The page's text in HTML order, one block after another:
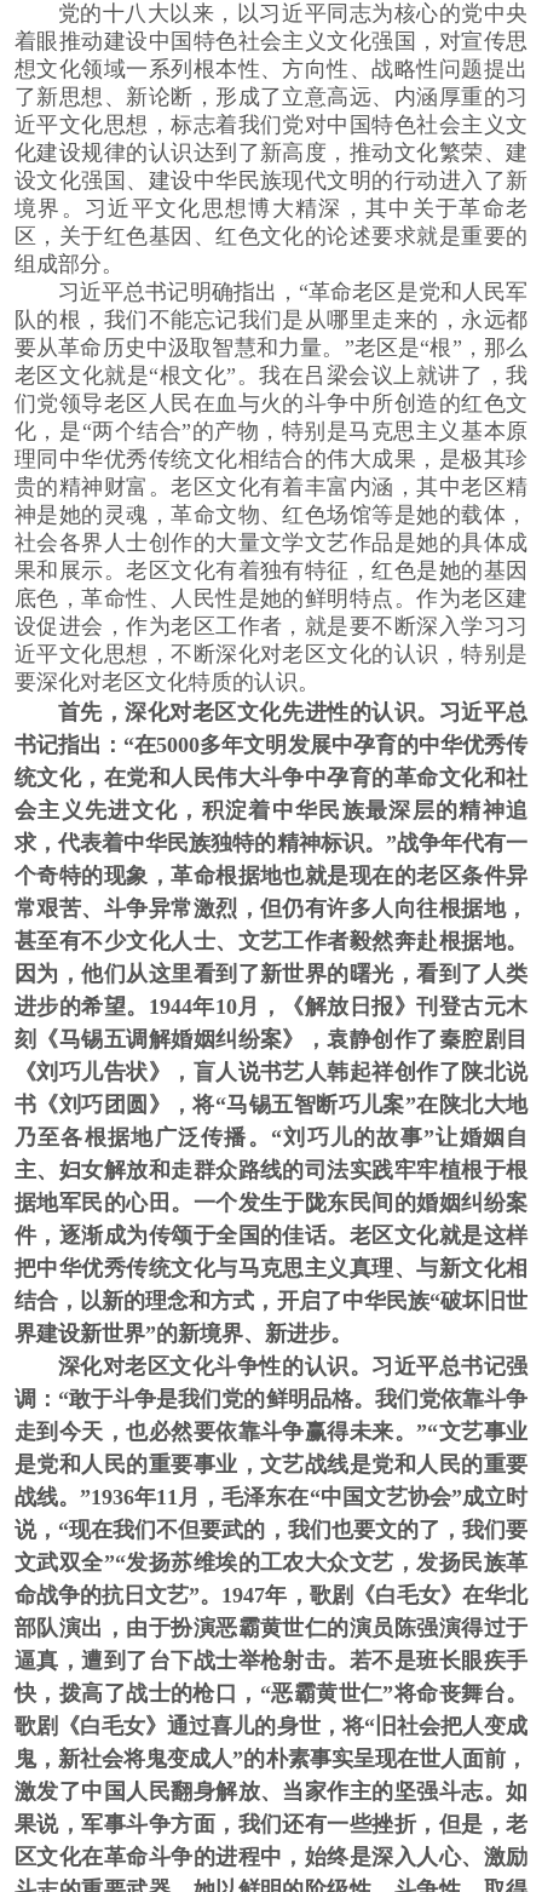
党的十八大以来，以习近平同志为核心的党中央
着眼推动建设中国特色社会主义文化强国，对宣传思
想文化领域一系列根本性、方向性、战略性问题提出
了新思想、新论断，形成了立意高远、内涵厚重的习
近平文化思想，标志着我们党对中国特色社会主义文
化建设规律的认识达到了新高度，推动文化繁荣、建
设文化强国、建设中华民族现代文明的行动进入了新
境界。习近平文化思想博大精深，其中关于革命老
区，关于红色基因、红色文化的论述要求就是重要的
组成部分。
习近平总书记明确指出，“革命老区是党和人民军
队的根，我们不能忘记我们是从哪里走来的，永远都
要从革命历史中汲取智慧和力量。”老区是“根”，那么
老区文化就是“根文化”。我在吕梁会议上就讲了，我
们党领导老区人民在血与火的斗争中所创造的红色文
化，是“两个结合”的产物，特别是马克思主义基本原
理同中华优秀传统文化相结合的伟大成果，是极其珍
贵的精神财富。老区文化有着丰富内涵，其中老区精
神是她的灵魂，革命文物、红色场馆等是她的载体，
社会各界人士创作的大量文学文艺作品是她的具体成
果和展示。老区文化有着独有特征，红色是她的基因
底色，革命性、人民性是她的鲜明特点。作为老区建
设促进会，作为老区工作者，就是要不断深入学习习
近平文化思想，不断深化对老区文化的认识，特别是
要深化对老区文化特质的认识。
首先，深化对老区文化先进性的认识。 习近平总
书记指出：“在5000多年文明发展中孕育的中华优秀传
统文化，在党和人民伟大斗争中孕育的革命文化和社
会主义先进文化，积淀着中华民族最深层的精神追
求，代表着中华民族独特的精神标识。”战争年代有一
个奇特的现象，革命根据地也就是现在的老区条件异
常艰苦、斗争异常激烈，但仍有许多人向往根据地，
甚至有不少文化人士、文艺工作者毅然奔赴根据地。
因为，他们从这里看到了新世界的曙光，看到了人类
进步的希望。1944年10月，《解放日报》刊登古元木
刻《马锡五调解婚姻纠纷案》，袁静创作了秦腔剧目
《刘巧儿告状》，盲人说书艺人韩起祥创作了陕北说
书《刘巧团圆》，将“马锡五智断巧儿案”在陕北大地
乃至各根据地广泛传播。“刘巧儿的故事”让婚姻自
主、妇女解放和走群众路线的司法实践牢牢植根于根
据地军民的心田。一个发生于陇东民间的婚姻纠纷案
件，逐渐成为传颂于全国的佳话。老区文化就是这样
把中华优秀传统文化与马克思主义真理、与新文化相
结合，以新的理念和方式，开启了中华民族“破坏旧世
界建设新世界”的新境界、新进步。
深化对老区文化斗争性的认识。 习近平总书记强
调：“敢于斗争是我们党的鲜明品格。我们党依靠斗争
走到今天，也必然要依靠斗争赢得未来。”“文艺事业
是党和人民的重要事业，文艺战线是党和人民的重要
战线。”1936年11月，毛泽东在“中国文艺协会”成立时
说，“现在我们不但要武的，我们也要文的了，我们要
文武双全”“发扬苏维埃的工农大众文艺，发扬民族革
命战争的抗日文艺”。1947年，歌剧《白毛女》在华北
部队演出，由于扮演恶霸黄世仁的演员陈强演得过于
逼真，遭到了台下战士举枪射击。若不是班长眼疾手
快，拨高了战士的枪口，“恶霸黄世仁”将命丧舞台。
歌剧《白毛女》通过喜儿的身世，将“旧社会把人变成
鬼，新社会将鬼变成人”的朴素事实呈现在世人面前，
激发了中国人民翻身解放、当家作主的坚强斗志。如
果说，军事斗争方面，我们还有一些挫折，但是，老
区文化在革命斗争的进程中，始终是深入人心、激励